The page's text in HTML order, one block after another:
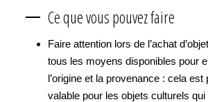
Ce que vous pouvez faire
Faire attention lors de l’achat
tous les moyens disponibles pour
l’origine et la provenance : cela
valable pour les objets culturels